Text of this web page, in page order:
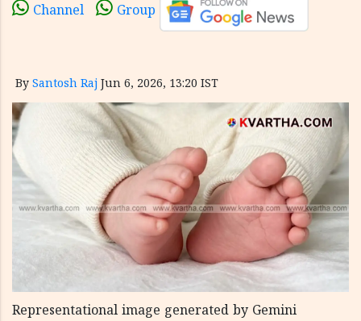
Channel Group
By Santosh Raj Jun 6, 2026, 13:20 IST
Representational image generated by Gemini